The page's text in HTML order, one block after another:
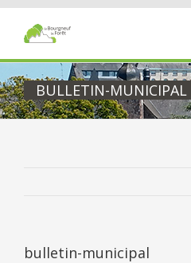
Passer
contenu
BULLETIN-MUNICIPAL
bulletin-municipal